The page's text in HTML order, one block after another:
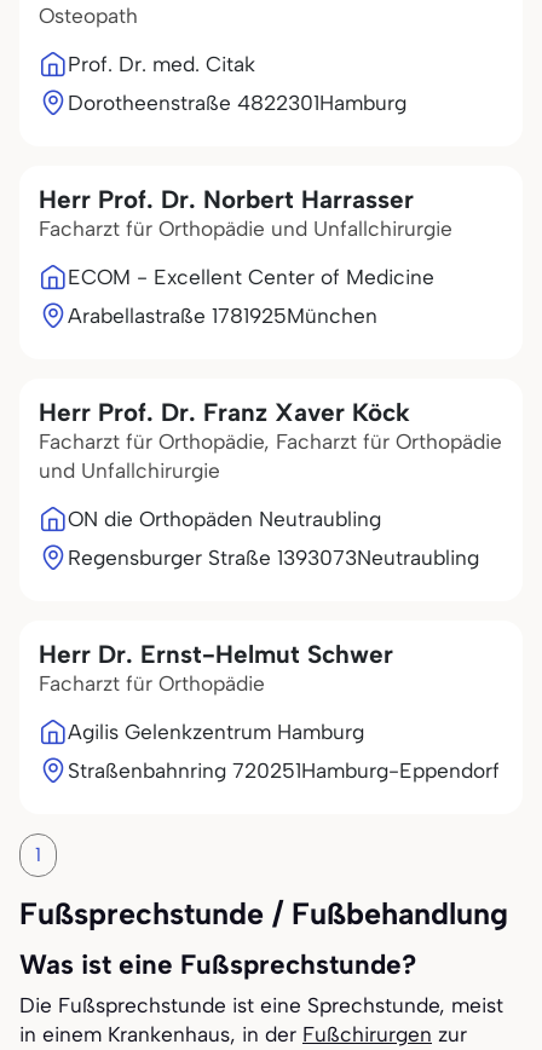
Osteopath
Prof. Dr. med. Citak
Dorotheenstraße 4822301Hamburg
Herr Prof. Dr. Norbert Harrasser
Facharzt für Orthopädie und Unfallchirurgie
ECOM - Excellent Center of Medicine
Arabellastraße 1781925München
Herr Prof. Dr. Franz Xaver Köck
Facharzt für Orthopädie, Facharzt für Orthopädie
und Unfallchirurgie
ON die Orthopäden Neutraubling
Regensburger Straße 1393073Neutraubling
Herr Dr. Ernst-Helmut Schwer
Facharzt für Orthopädie
Agilis Gelenkzentrum Hamburg
Straßenbahnring 720251Hamburg-Eppendorf
1
Fußsprechstunde / Fußbehandlung
Was ist eine Fußsprechstunde?
Die Fußsprechstunde ist eine Sprechstunde, meist
in einem Krankenhaus, in der Fußchirurgen zur